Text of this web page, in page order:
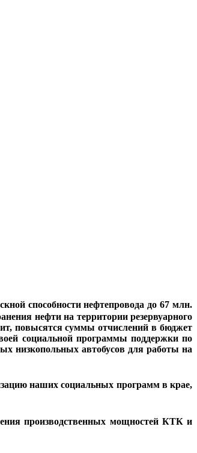
способности нефтепровода до 67 млн.
нефти на территории резервуарного
повысятся суммы отчислений в бюджет
социальной программы поддержки по
низкопольных автобусов для работы на
наших социальных программ в крае,
производственных мощностей КТК и